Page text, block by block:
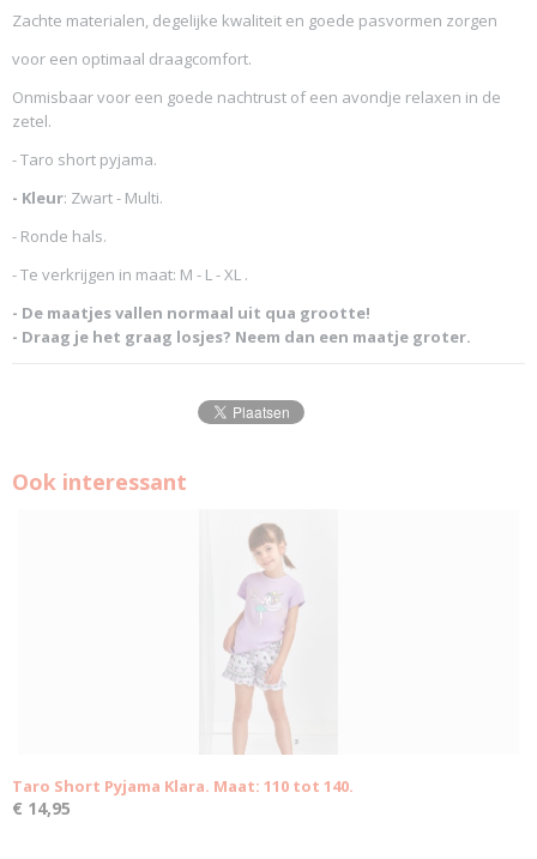
Zachte materialen, degelijke kwaliteit en goede pasvormen zorgen
voor een optimaal draagcomfort.
Onmisbaar voor een goede nachtrust of een avondje relaxen in de
zetel.
- Taro short pyjama.
- Kleur: Zwart - Multi.
- Ronde hals.
- Te verkrijgen in maat: M - L - XL .
- De maatjes vallen normaal uit qua grootte!
- Draag je het graag losjes? Neem dan een maatje groter.
Ook interessant
Taro Short Pyjama Klara. Maat: 110 tot 140.
€ 14,95